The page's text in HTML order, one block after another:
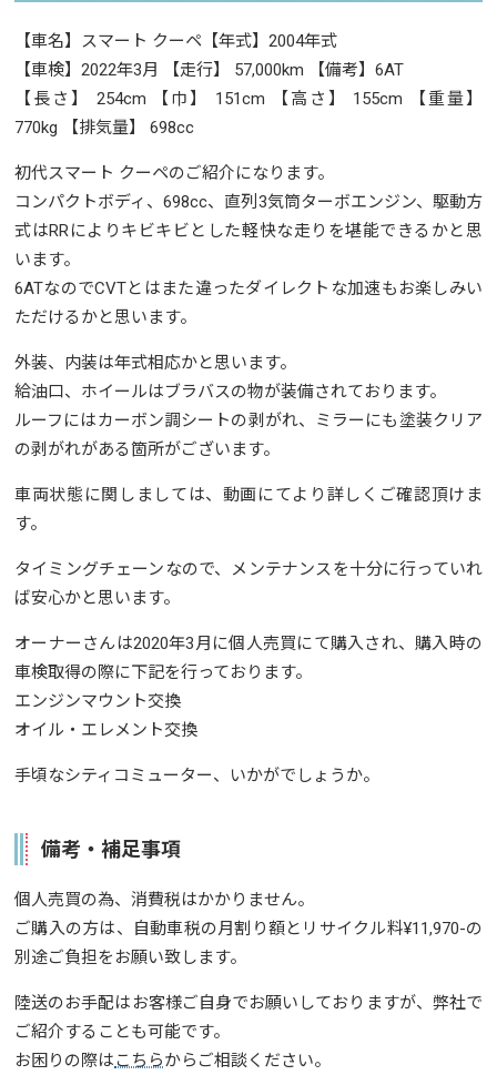
【車名】スマート クーペ【年式】2004年式
【車検】2022年3月 【走行】 57,000km 【備考】6AT
【長さ】 254cm 【巾】 151cm 【高さ】 155cm 【重量】
770kg 【排気量】 698cc
初代スマート クーペのご紹介になります。
コンパクトボディ、698cc、直列3気筒ターボエンジン、駆動方
式はRRによりキビキビとした軽快な走りを堪能できるかと思
います。
6ATなのでCVTとはまた違ったダイレクトな加速もお楽しみい
ただけるかと思います。
外装、内装は年式相応かと思います。
給油口、ホイールはブラバスの物が装備されております。
ルーフにはカーボン調シートの剥がれ、ミラーにも塗装クリア
の剥がれがある箇所がございます。
車両状態に関しましては、動画にてより詳しくご確認頂けま
す。
タイミングチェーンなので、メンテナンスを十分に行っていれ
ば安心かと思います。
オーナーさんは2020年3月に個人売買にて購入され、購入時の
車検取得の際に下記を行っております。
エンジンマウント交換
オイル・エレメント交換
手頃なシティコミューター、いかがでしょうか。
備考・補足事項
個人売買の為、消費税はかかりません。
ご購入の方は、自動車税の月割り額とリサイクル料¥11,970-の
別途ご負担をお願い致します。
陸送のお手配はお客様ご自身でお願いしておりますが、弊社で
ご紹介することも可能です。
お困りの際はこちらからご相談ください。